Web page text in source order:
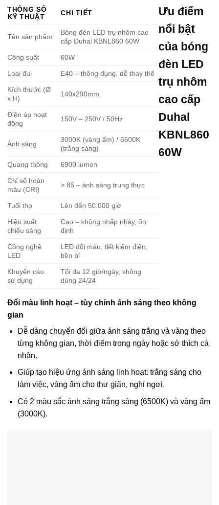
THÔNG SỐ
KỸ THUẬT
CHI TIẾT
Tên sản phẩm
Bóng đèn LED trụ nhôm cao
cấp Duhal KBNL860 60W
Công suất 60W
Loại đui E40 – thông dụng, dễ thay thế
Kích thước (Ø
x H)
140x290mm
Điện áp hoạt
động
150V – 250V / 50Hz
Ánh sáng
3000K (vàng ấm) / 6500K
(trắng sáng)
Quang thông 6900 lumen
Chỉ số hoàn
màu (CRI)
> 85 – ánh sáng trung thực
Tuổi thọ Lên đến 50.000 giờ
Hiệu suất
chiếu sáng
Cao – không nhấp nháy, ổn
định
Công nghệ
LED
LED đổi màu, tiết kiệm điện,
bền bỉ
Khuyến cáo
sử dụng
Tối đa 12 giờ/ngày, không
dùng 24/24
Ưu điểm
nổi bật
của bóng
đèn LED
trụ nhôm
cao cấp
Duhal
KBNL860
60W
Đổi màu linh hoạt – tùy chỉnh ánh sáng theo không
gian
Dễ dàng chuyển đổi giữa ánh sáng trắng và vàng theo
từng không gian, thời điểm trong ngày hoặc sở thích cá
nhân.
Giúp tạo hiệu ứng ánh sáng linh hoạt: trắng sáng cho
làm việc, vàng ấm cho thư giãn, nghỉ ngơi.
Có 2 màu sắc ánh sáng trắng sáng (6500K) và vàng ấm
(3000K).